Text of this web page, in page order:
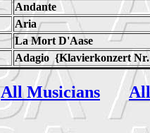
Andante
Aria
La Mort D'Aase
Adagio {Klavierkonzert Nr.
All Musicians